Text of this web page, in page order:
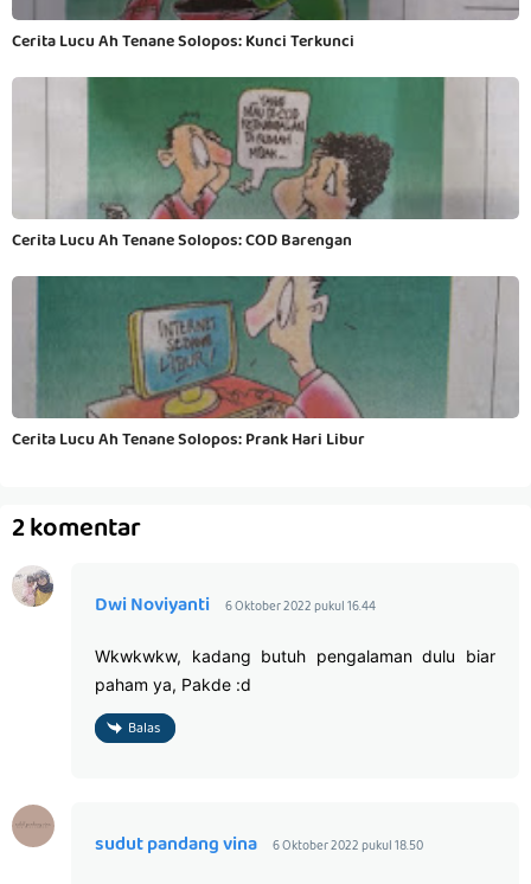
Cerita Lucu Ah Tenane Solopos: Kunci Terkunci
Cerita Lucu Ah Tenane Solopos: COD Barengan
Cerita Lucu Ah Tenane Solopos: Prank Hari Libur
2 komentar
Dwi Noviyanti 6 Oktober 2022 pukul 16.44
Wkwkwkw, kadang butuh pengalaman dulu biar
paham ya, Pakde :d
Balas
sudut pandang vina 6 Oktober 2022 pukul 18.50